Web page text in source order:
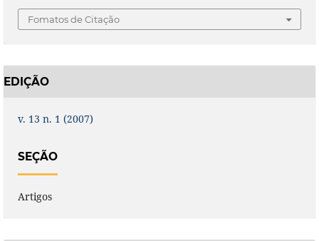
Fomatos de Citação
EDIÇÃO
v. 13 n. 1 (2007)
SEÇÃO
Artigos